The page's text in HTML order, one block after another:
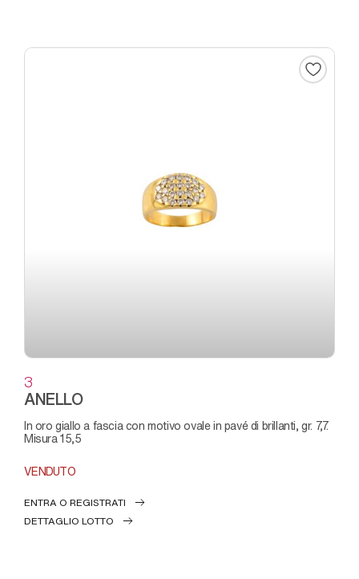
3
ANELLO
in oro giallo a fascia con motivo ovale in pavé di brillanti, gr. 7,7.
Misura 15,5
VENDUTO
ENTRA O REGISTRATI
DETTAGLIO LOTTO